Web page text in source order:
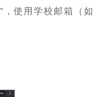
，使用学校邮箱（如